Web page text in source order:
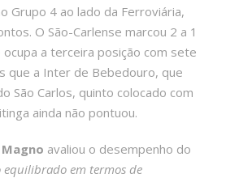
Grupo 4 ao lado da Ferroviária,
O São-Carlense marcou 2 a 1
ocupa a terceira posição com sete
que a Inter de Bebedouro, que
São Carlos, quinto colocado com
ainda não pontuou.
avaliou o desempenho do
equilibrado em termos de